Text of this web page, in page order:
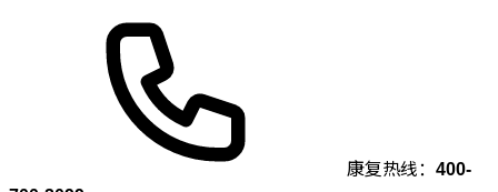
康复热线： 400-